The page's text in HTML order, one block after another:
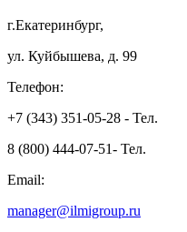
г.Екатеринбург,
ул. Куйбышева, д. 99
Телефон:
+7 (343) 351-05-28 - Тел.
8 (800) 444-07-51- Тел.
Email:
manager@ilmigroup.ru